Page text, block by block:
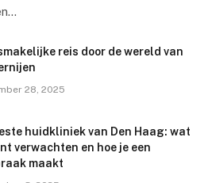
reis door de wereld van
28, 2025
huidkliniek van Den Haag: wat
verwachten en hoe je een
maakt